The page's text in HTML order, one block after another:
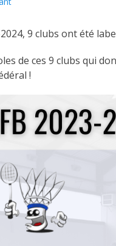
9 clubs ont été
de ces 9 clubs qui
!